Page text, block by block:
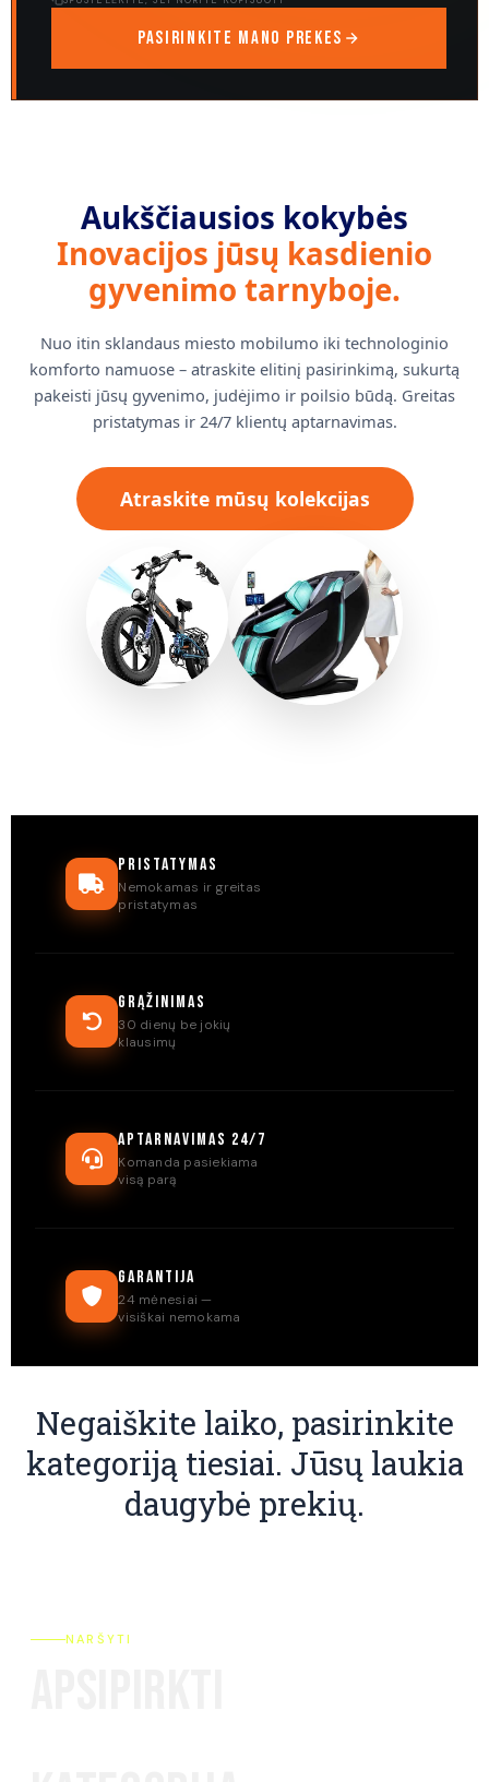
Pasirinkite mano prekes
Aukščiausios kokybės
Inovacijos jūsų kasdienio
gyvenimo tarnyboje.
Nuo itin sklandaus miesto mobilumo iki technologinio
komforto namuose – atraskite elitinį pasirinkimą, sukurtą
pakeisti jūsų gyvenimo, judėjimo ir poilsio būdą. Greitas
pristatymas ir 24/7 klientų aptarnavimas.
Atraskite mūsų kolekcijas
Pristatymas
Nemokamas ir greitas
pristatymas
Grąžinimas
30 dienų be jokių
klausimų
Aptarnavimas 24/7
Komanda pasiekiama
visą parą
Garantija
24 mėnesiai —
visiškai nemokama
Negaiškite laiko, pasirinkite
kategoriją tiesiai. Jūsų laukia
daugybė prekių.
NARŠYTI